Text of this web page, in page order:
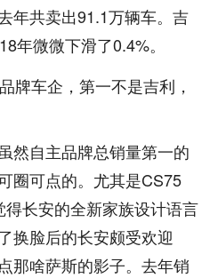
年共卖出91.1万辆车。吉
年微微下滑了0.4%。
然自主品牌总销量第一的
圈可点的。尤其是CS75
长安的全新家族设计语言
换脸后的长安颇受欢迎
那啥萨斯的影子。去年销